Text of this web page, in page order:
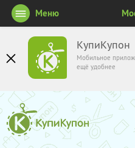
КупиКупон
Мобильное
ещё удобнее
Меню